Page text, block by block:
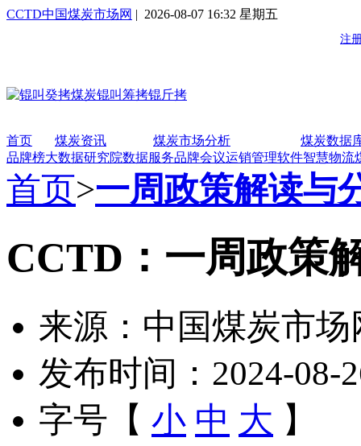
CCTD中国煤炭市场网 | 2026-08-07 16:32 星期五
首页 煤炭资讯 煤炭市场分析
煤炭数据
品牌榜大数据研究院数据服务品牌会议运销管理软件智慧物流
首页>一周政策解读与
CCTD：一周政策
来源：中国煤炭市场
发布时间：2024-08-
字号【 小 中 大 】